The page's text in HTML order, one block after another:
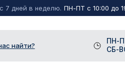
7 дней в неделю. ПН-ПТ с 10:00 до
найти?
ПН-
СБ-